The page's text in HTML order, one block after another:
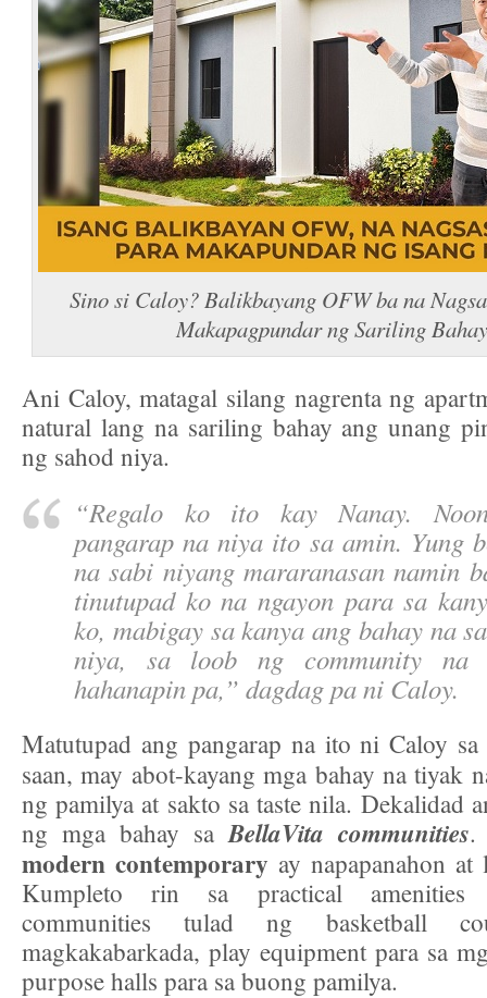
Sino si Caloy?Balikbayang OFW ba na
Makapagpundar ng Sariling
Ani Caloy, matagal silang nagrenta ng
natural lang na sariling bahay ang unang
ng sahod niya.
“Regalo ko ito kay Nanay.
pangarap na niya ito sa amin. Yung
na sabi niyang mararanasan namin
tinutupad ko na ngayon para sa
ko, mabigay sa kanya ang bahay na
niya, sa loob ng community na
hahanapin pa,” dagdag pa ni Caloy.
Matutupad ang pangarap na ito ni Caloy
saan, may abot-kayang mga bahay na tiyak
ng pamilya at sakto sa taste nila. Dekalidad
ng mga bahay sa BellaVita communities.
modern contemporary ay napapanahon
Kumpleto rin sa practical amenities
communities tulad ng basketball
magkakabarkada, play equipment para sa
purpose halls para sa buong pamilya.